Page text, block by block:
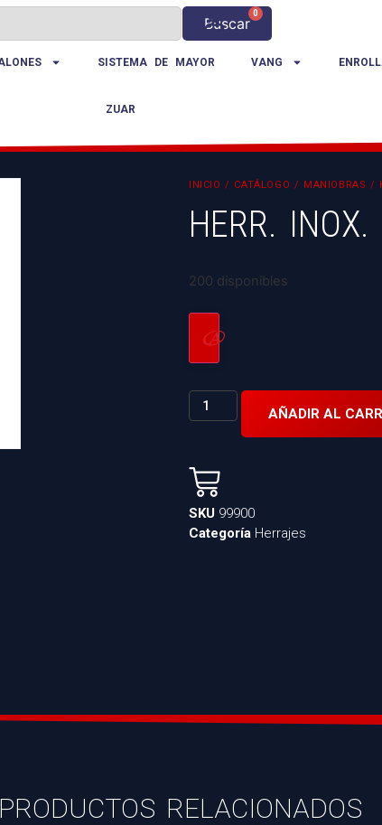
Buscar
0
SISTEMA DE MAYOR VANG
ZUAR
INICIO / CATÁLOGO / MANIOBRAS /
HERR.
200 disponibles
AÑADIR AL
SKU 99900
Categoría Herrajes
PRODUCTOS RELACIONADOS